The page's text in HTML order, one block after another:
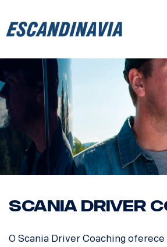
SCANIA DRIVER
O Scania Driver Coaching